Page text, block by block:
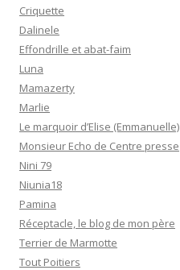
Criquette
Dalinele
Effondrille et abat-faim
Luna
Mamazerty
Marlie
Le marquoir d’Elise (Emmanuelle)
Monsieur Echo de Centre presse
Nini 79
Niunia18
Pamina
Réceptacle, le blog de mon père
Terrier de Marmotte
Tout Poitiers